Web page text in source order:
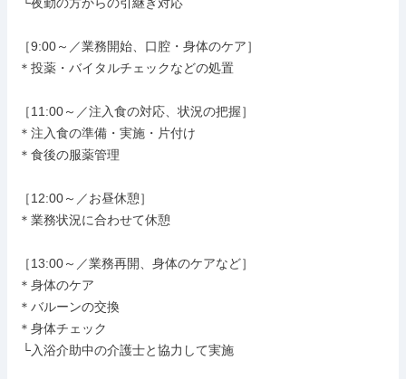
［9:00～／業務開始、口腔・身体のケア］
＊投薬・バイタルチェックなどの処置
［11:00～／注入食の対応、状況の把握］
＊注入食の準備・実施・片付け
＊食後の服薬管理
［12:00～／お昼休憩］
＊業務状況に合わせて休憩
［13:00～／業務再開、身体のケアなど］
＊身体のケア
＊バルーンの交換
＊身体チェック